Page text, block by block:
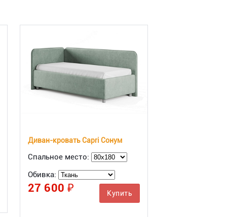
Диван-кровать Capri Сонум
Спальное место:
Обивка:
27 600 ₽ Купить